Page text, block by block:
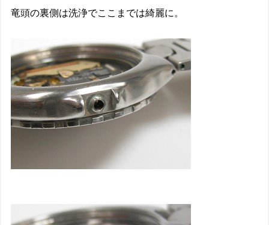
竜頭の裏側は洗浄でここまでは綺麗に。